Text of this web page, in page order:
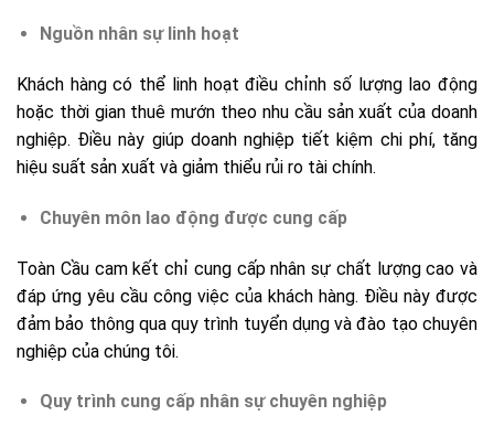
Nguồn nhân sự linh hoạt
Khách hàng có thể linh hoạt điều chỉnh số lượng lao động
hoặc thời gian thuê mướn theo nhu cầu sản xuất của doanh
nghiệp. Điều này giúp doanh nghiệp tiết kiệm chi phí, tăng
hiệu suất sản xuất và giảm thiểu rủi ro tài chính.
Chuyên môn lao động được cung cấp
Toàn Cầu cam kết chỉ cung cấp nhân sự chất lượng cao và
đáp ứng yêu cầu công việc của khách hàng. Điều này được
đảm bảo thông qua quy trình tuyển dụng và đào tạo chuyên
nghiệp của chúng tôi.
Quy trình cung cấp nhân sự chuyên nghiệp